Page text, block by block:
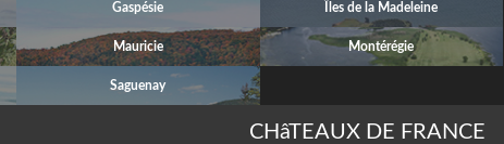
Gaspésie Îles de la Madeleine
Mauricie Montérégie
Saguenay
CHâTEAUX DE FRANCE